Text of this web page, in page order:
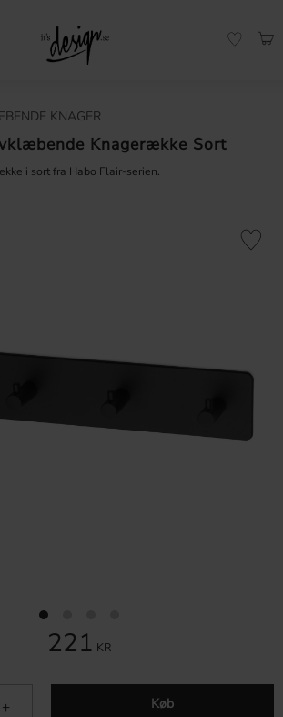
KNAGER
Knagerække Sort
i sort fra Habo Flair-serien.
221 KR
+ Køb
Gem
It's
Design